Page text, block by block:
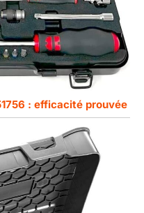
: efficacité prouvée